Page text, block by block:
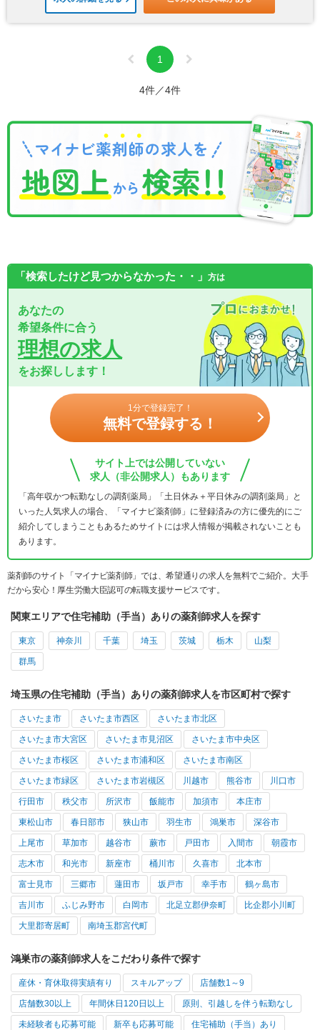
1
4件／4件
「検索したけど見つからなかった・・」 方は
あなたの
希望条件に合う
理想の求人
をお探しします！
1分で登録完了！
無料で登録する！
サイト上では公開していない
求人（非公開求人）もあります
「高年収かつ転勤なしの調剤薬局」「土日休み＋平日休みの調剤薬局」と
いった人気求人の場合、「マイナビ薬剤師」に登録済みの方に優先的にご
紹介してしまうこともあるためサイトには求人情報が掲載されないことも
あります。
薬剤師のサイト「マイナビ薬剤師」では、希望通りの求人を無料でご紹介。大手
だから安心！厚生労働大臣認可の転職支援サービスです。
関東エリアで住宅補助（手当）ありの薬剤師求人を探す
東京 神奈川 千葉 埼玉 茨城 栃木 山梨
群馬
埼玉県の住宅補助（手当）ありの薬剤師求人を市区町村で探す
さいたま市 さいたま市西区 さいたま市北区
さいたま市大宮区 さいたま市見沼区 さいたま市中央区
さいたま市桜区 さいたま市浦和区 さいたま市南区
さいたま市緑区 さいたま市岩槻区 川越市 熊谷市 川口市
行田市 秩父市 所沢市 飯能市 加須市 本庄市
東松山市 春日部市 狭山市 羽生市 鴻巣市 深谷市
上尾市 草加市 越谷市 蕨市 戸田市 入間市 朝霞市
志木市 和光市 新座市 桶川市 久喜市 北本市
富士見市 三郷市 蓮田市 坂戸市 幸手市 鶴ヶ島市
吉川市 ふじみ野市 白岡市 北足立郡伊奈町 比企郡小川町
大里郡寄居町 南埼玉郡宮代町
鴻巣市の薬剤師求人をこだわり条件で探す
産休・育休取得実績有り スキルアップ 店舗数1～9
店舗数30以上 年間休日120日以上 原則、引越しを伴う転勤なし
未経験者も応募可能 新卒も応募可能 住宅補助（手当）あり